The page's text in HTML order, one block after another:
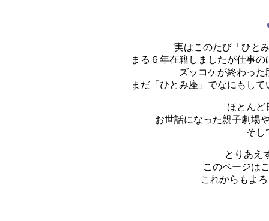
実はこのたび「ひと
まる６年在籍しましたが仕事
ズッコケが終わっ
まだ「ひとみ座」でなにもし
ほとんど
お世話になった親子劇場
そし
とりあえ
このページは
これからもよ